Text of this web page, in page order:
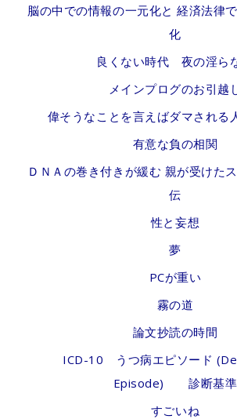
脳の中での情報の一元化と 経済法律
化
良くない時代 夜の淫ら
メインプログのお引越
偉そうなことを言えばダマされる
有意な負の相関
ＤＮＡの巻き付きが緩む 親が受けた
伝
性と妄想
夢
PCが重い
霧の道
論文抄読の時間
ICD-10 うつ病エピソード
Episode) 診断基準
すごいね